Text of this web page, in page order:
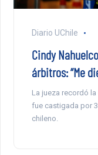
Diario UChile
Cindy
árbitros: “Me
La jueza recordó
fue castigada por
chileno.